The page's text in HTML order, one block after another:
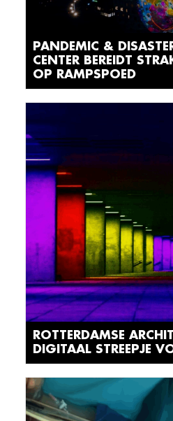
PANDEMIC &
CENTER BEREIDT
OP RAMPSPOED
ROTTERDAMSE
DIGITAAL STREEPJE